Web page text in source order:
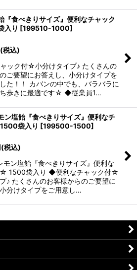
『食べきりサイズ』便利なチャック
り [199510-1000]
(税込)
ック付☆小分けタイプ♪ たくさんの
ご要望にお答えし、小分けタイプを
た！！ カバンの中でも、バラバラに
歩きに最適です☆ ◆従業員1…
ン塩飴『食べきりサイズ』便利なチ
袋入り [199500-1500]
(税込)
ン塩飴『食べきりサイズ』便利な
☆ 1500袋入り ◆便利なチャック付☆
♪ たくさんのお客様からのご要望に
分けタイプをご用意し…